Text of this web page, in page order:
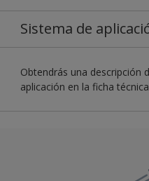
Sistema de
Obtendrás una descripción
aplicación en la ficha